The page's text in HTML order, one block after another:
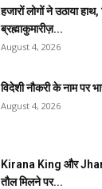
हजारों लोगों ने उठाया
ब्रह्माकुमारीज़...
August 4, 2026
विदेशी नौकरी के नाम पर
August 4, 2026
Kirana King और
तौल मिलने पर...